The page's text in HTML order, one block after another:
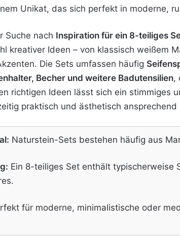
Unikat, das sich perfekt in moderne,
Suche nach Inspiration für ein 8-teiliges
kreativer Ideen – von klassisch weißem
Die Sets umfassen häufig
Becher und weitere Badutensilien,
richtigen Ideen lässt sich ein stimmiges
praktisch und ästhetisch ansprechend
Naturstein-Sets bestehen häufig aus
Ein 8-teiliges Set enthält typischerweise
für moderne, minimalistische oder